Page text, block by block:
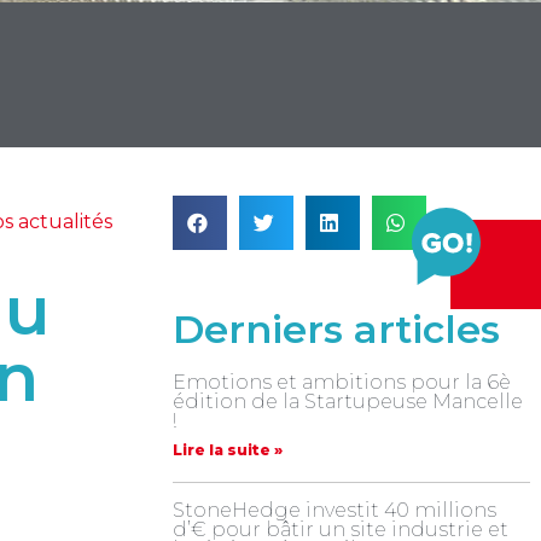
actualités
Derniers articles
Emotions et ambitions pour la 6è
édition de la Startupeuse Mancelle
!
Lire la suite »
StoneHedge investit 40 millions
d’€ pour bâtir un site industrie et